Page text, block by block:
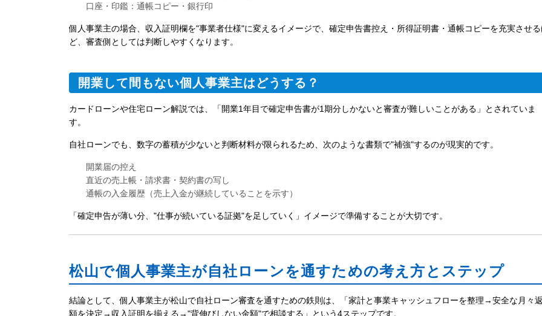
口座・印鑑 ：通帳コピー・銀行印
個人事業主の場合、収入証明欄を"事業者仕様"に変えるイメージで、確定申告書控え・所得証明書・通帳コピーを充実させ
ど、審査側としては判断しやすくなります。
開業して間もない個人事業主はどうする？
カードローンや住宅ローン解説では、「開業1年目で確定申告書が1期分しかないと審査が難しいことがある」とされていま
す。
自社ローンでも、数字の蓄積が少ないと判断材料が限られるため、次のような書類で"補強"するのが現実的です。
開業届の控え
直近の売上帳・請求書・契約書の写し
通帳の入金履歴（売上入金が継続していることを示す）
「確定申告が薄い分、"仕事が続いている証拠"を足していく」イメージで準備することが大切です。
松山で個人事業主が自社ローンを通すための考え方とステップ
結論として、個人事業主が松山で自社ローン審査を通すための鉄則は、「家計と事業キャッシュフローを整理→安全な月々
額を決定→収入証明を揃える→"背伸びしない金額"で相談する」という4ステップです。